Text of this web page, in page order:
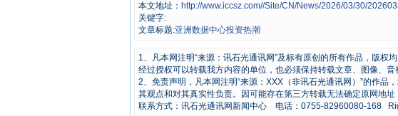
本文地址： http://www.iccsz.com//Site/CN/News/2026/03/30/
关键字:
文章标题:亚洲数据中心投资热潮
1、凡本网注明“来源：讯石光通讯网”及标有原创的所有作品，版
经过授权可以转载我方内容的单位，也必须保持转载文章、图像、
2、免责声明，凡本网注明“来源：XXX（非讯石光通讯网）”的作品
其观点和对其真实性负责。因可能存在第三方转载无法确定原网地
联系方式：讯石光通讯网新闻中心 电话：0755-82960080-168